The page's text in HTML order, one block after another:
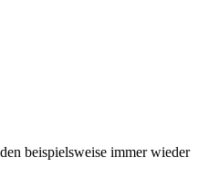
beispielsweise immer wieder